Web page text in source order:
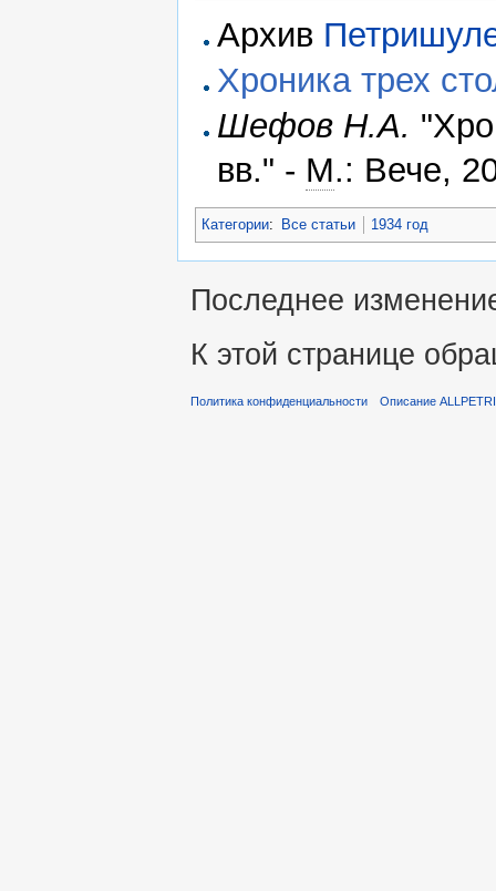
Архив
Хроника трех
Шефов Н.А.
вв." - М.: Вече,
Категории: Все статьи 1934 год
Последнее
К этой странице
Политика конфиденциальности Описание